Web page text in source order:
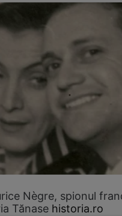
Nègre, spionul
Tănase historia.ro